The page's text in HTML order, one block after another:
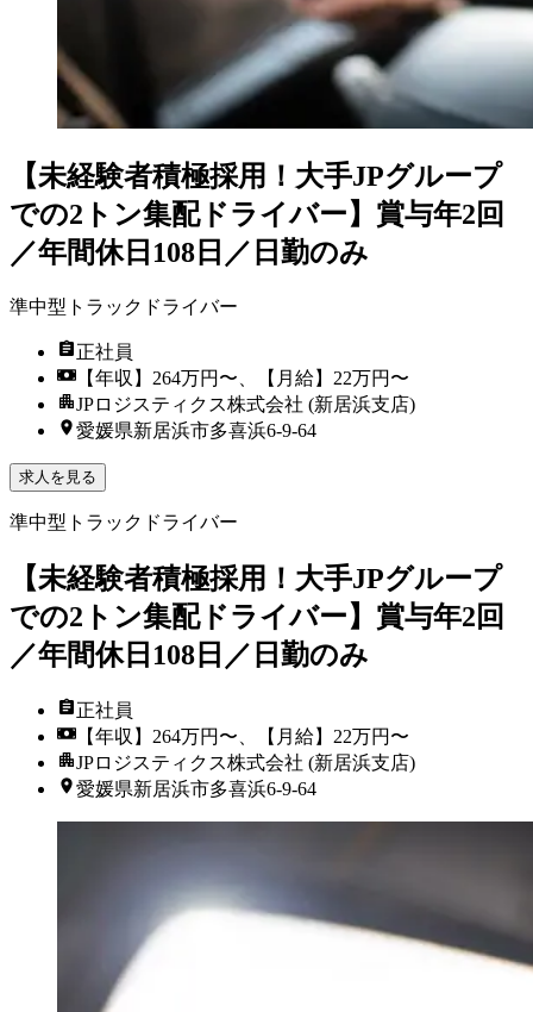
【未経験者積極採用！大手JPグループ
での2トン集配ドライバー】賞与年2回
／年間休日108日／日勤のみ
準中型トラックドライバー
正社員
【年収】264万円〜、【月給】22万円〜
JPロジスティクス株式会社 (新居浜支店)
愛媛県新居浜市多喜浜6-9-64
求人を見る
準中型トラックドライバー
【未経験者積極採用！大手JPグループ
での2トン集配ドライバー】賞与年2回
／年間休日108日／日勤のみ
正社員
【年収】264万円〜、【月給】22万円〜
JPロジスティクス株式会社 (新居浜支店)
愛媛県新居浜市多喜浜6-9-64